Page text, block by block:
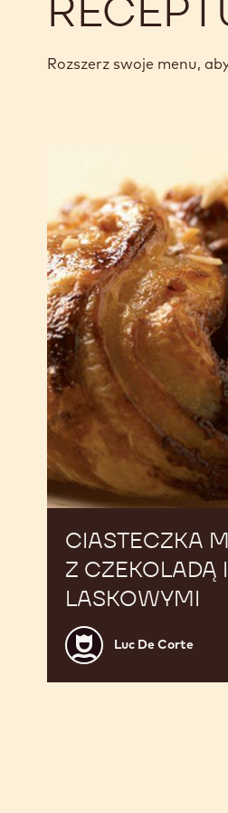
Rozszerz swoje menu,
CIASTECZKA
Z CZEKOLADĄ
LASKOWYMI
Luc
De
Corte
Luc De Corte
z czekoladą
i orzechami
laskowymi